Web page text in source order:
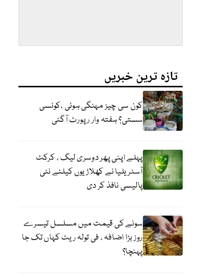
تازہ ترین خبریں
کون سی چیز مہنگی ہوئی ،کونسی
سستی؟ ہفتہ وار رپورٹ آگئی
پہلے اپنی پھر دوسری لیگ ، کرکٹ
آسٹریلیا نے کھلاڑیوں کیلئے نئی
پالیسی نافذ کر دی
سونے کی قیمت میں مسلسل تیسرے
روز بڑا اضافہ ، فی تولہ ریٹ کہاں تک جا
پہنچا؟